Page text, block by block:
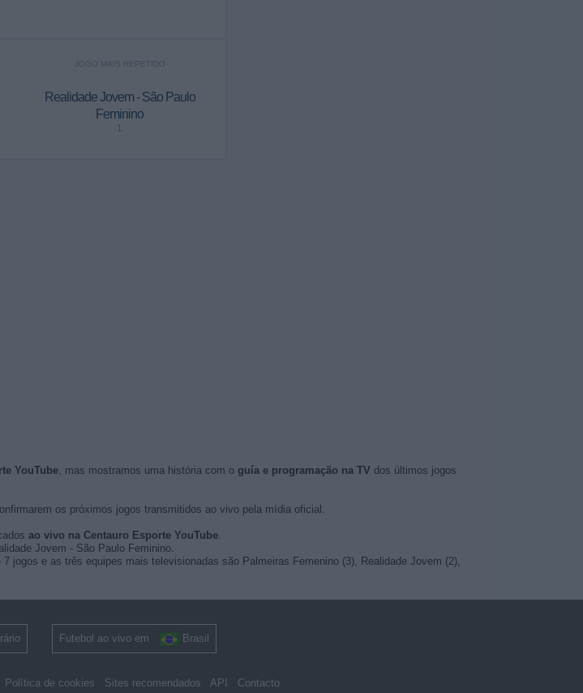
JOGO MAIS REPETIDO
Realidade Jovem - São Paulo
Feminino
1
YouTube, mas mostramos uma história com o guía e programação na TV dos últimos jogos
os próximos jogos transmitidos ao vivo pela mídia oficial.
ao vivo na Centauro Esporte YouTube.
Jovem - São Paulo Feminino.
e as três equipes mais televisionadas são Palmeiras Femenino (3), Realidade Jovem (2),
Futebol ao vivo em Brasil
Política de cookies Sites recomendados API Contacto